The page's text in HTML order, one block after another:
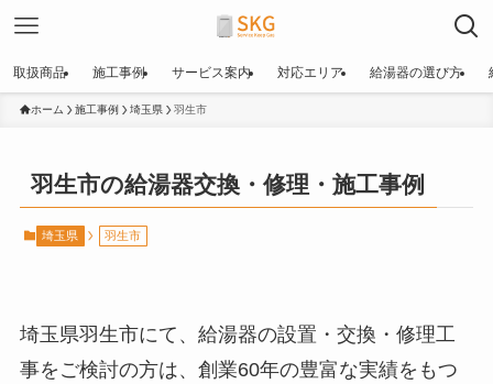
取扱商品 施工事例 サービス案内 対応エリア 給湯器の選び方
ホーム 施工事例 埼玉県 羽生市
羽生市の給湯器交換・修理・施工事例
埼玉県 羽生市
埼玉県羽生市にて、給湯器の設置・交換・修理工
事をご検討の方は、創業60年の豊富な実績をもつ